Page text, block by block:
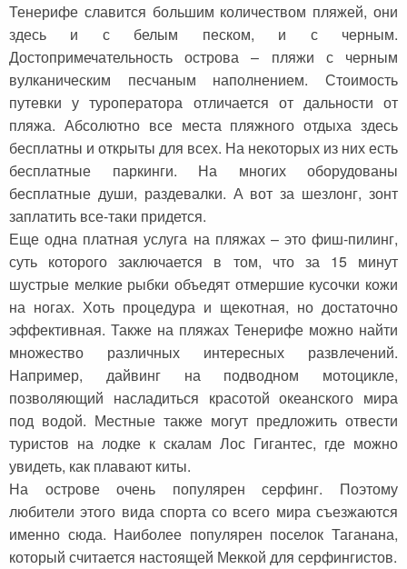
Тенерифе славится большим количеством пляжей, они
здесь и с белым песком, и с черным.
Достопримечательность острова – пляжи с черным
вулканическим песчаным наполнением. Стоимость
путевки у туроператора отличается от дальности от
пляжа. Абсолютно все места пляжного отдыха здесь
бесплатны и открыты для всех. На некоторых из них есть
бесплатные паркинги. На многих оборудованы
бесплатные души, раздевалки. А вот за шезлонг, зонт
заплатить все-таки придется.
Еще одна платная услуга на пляжах – это фиш-пилинг,
суть которого заключается в том, что за 15 минут
шустрые мелкие рыбки объедят отмершие кусочки кожи
на ногах. Хоть процедура и щекотная, но достаточно
эффективная. Также на пляжах Тенерифе можно найти
множество различных интересных развлечений.
Например, дайвинг на подводном мотоцикле,
позволяющий насладиться красотой океанского мира
под водой. Местные также могут предложить отвести
туристов на лодке к скалам Лос Гигантес, где можно
увидеть, как плавают киты.
На острове очень популярен серфинг. Поэтому
любители этого вида спорта со всего мира съезжаются
именно сюда. Наиболее популярен поселок Таганана,
который считается настоящей Меккой для серфингистов.